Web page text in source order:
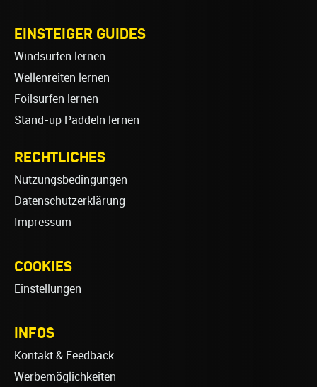
EINSTEIGER GUIDES
Windsurfen lernen
Wellenreiten lernen
Foilsurfen lernen
Stand-up Paddeln lernen
RECHTLICHES
Nutzungsbedingungen
Datenschutzerklärung
Impressum
COOKIES
Einstellungen
INFOS
Kontakt & Feedback
Werbemöglichkeiten